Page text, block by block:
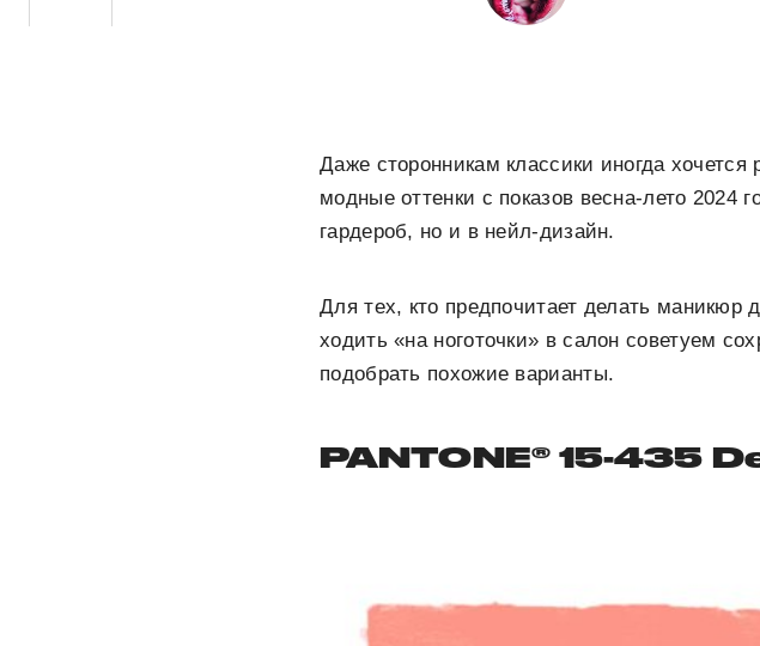
Даже сторонникам классики иногда
модные оттенки с показов весна-лето 2024
гардероб, но и в нейл-дизайн.
Для тех, кто предпочитает делать
ходить «на ноготочки» в салон советуем
подобрать похожие варианты.
PANTONE® 15-435